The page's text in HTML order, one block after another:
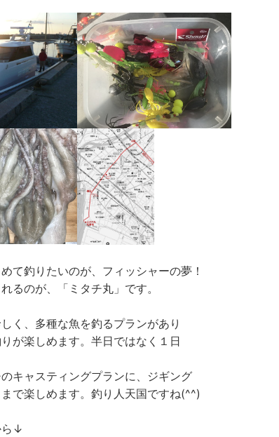
て釣りたいのが、フィッシャーの夢！
るのが、「ミタチ丸」です。
く、多種な魚を釣るプランがあり
が楽しめます。半日ではなく１日
キャスティングプランに、ジギング
で楽しめます。釣り人天国ですね(^^)
ら↓